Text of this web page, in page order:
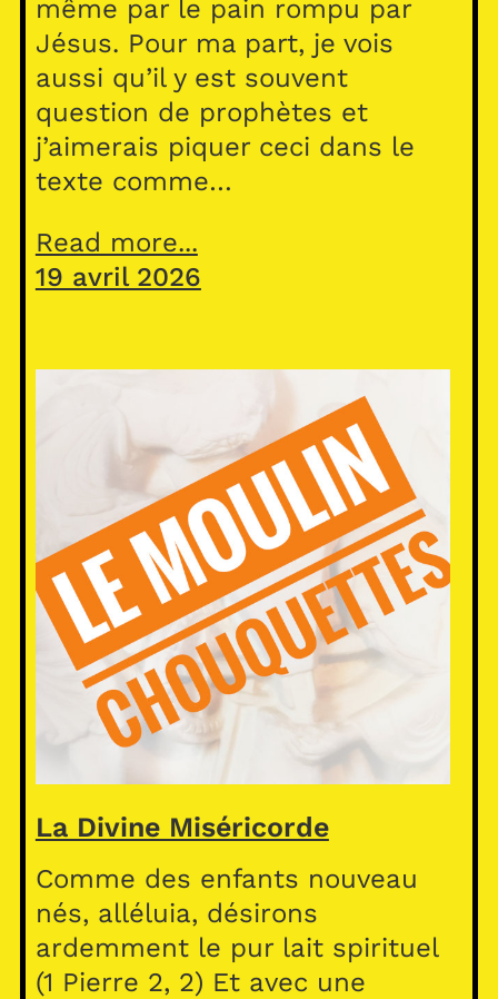
même par le pain rompu par
Jésus. Pour ma part, je vois
aussi qu’il y est souvent
question de prophètes et
j’aimerais piquer ceci dans le
texte comme…
Read more...
19 avril 2026
La Divine Miséricorde
Comme des enfants nouveau
nés, alléluia, désirons
ardemment le pur lait spirituel
(1 Pierre 2, 2) Et avec une